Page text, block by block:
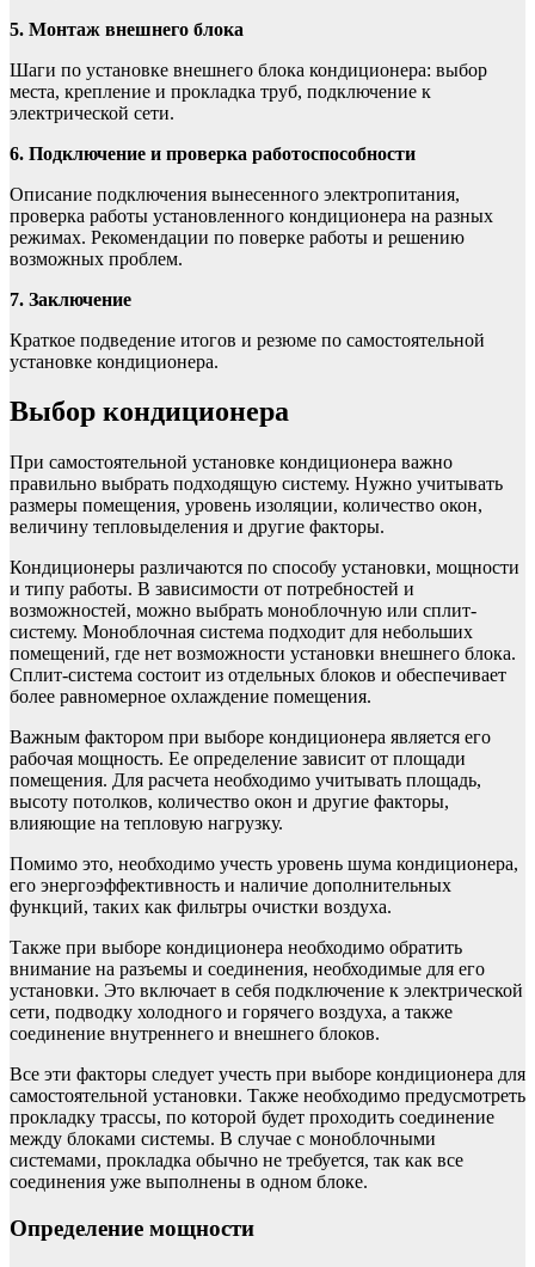
5. Монтаж внешнего блока
Шаги по установке внешнего блока кондиционера: выбор
места, крепление и прокладка труб, подключение к
электрической сети.
6. Подключение и проверка работоспособности
Описание подключения вынесенного электропитания,
проверка работы установленного кондиционера на разных
режимах. Рекомендации по поверке работы и решению
возможных проблем.
7. Заключение
Краткое подведение итогов и резюме по самостоятельной
установке кондиционера.
Выбор кондиционера
При самостоятельной установке кондиционера важно
правильно выбрать подходящую систему. Нужно учитывать
размеры помещения, уровень изоляции, количество окон,
величину тепловыделения и другие факторы.
Кондиционеры различаются по способу установки, мощности
и типу работы. В зависимости от потребностей и
возможностей, можно выбрать моноблочную или сплит-
систему. Моноблочная система подходит для небольших
помещений, где нет возможности установки внешнего блока.
Сплит-система состоит из отдельных блоков и обеспечивает
более равномерное охлаждение помещения.
Важным фактором при выборе кондиционера является его
рабочая мощность. Ее определение зависит от площади
помещения. Для расчета необходимо учитывать площадь,
высоту потолков, количество окон и другие факторы,
влияющие на тепловую нагрузку.
Помимо это, необходимо учесть уровень шума кондиционера,
его энергоэффективность и наличие дополнительных
функций, таких как фильтры очистки воздуха.
Также при выборе кондиционера необходимо обратить
внимание на разъемы и соединения, необходимые для его
установки. Это включает в себя подключение к электрической
сети, подводку холодного и горячего воздуха, а также
соединение внутреннего и внешнего блоков.
Все эти факторы следует учесть при выборе кондиционера для
самостоятельной установки. Также необходимо предусмотреть
прокладку трассы, по которой будет проходить соединение
между блоками системы. В случае с моноблочными
системами, прокладка обычно не требуется, так как все
соединения уже выполнены в одном блоке.
Определение мощности